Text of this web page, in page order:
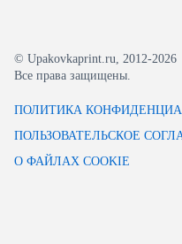
© Upakovkaprint.ru, 2012-2026
Все права защищены.
ПОЛИТИКА
ПОЛЬЗОВАТЕЛЬСКОЕ
О ФАЙЛАХ COOKIE